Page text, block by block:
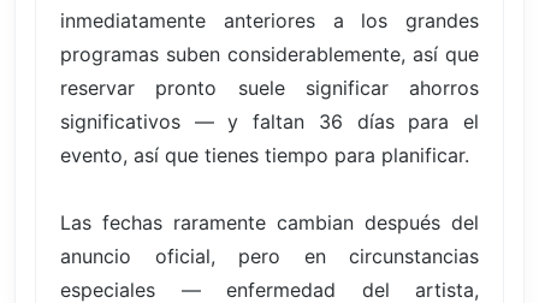
inmediatamente anteriores a los grandes
programas suben considerablemente, así que
reservar pronto suele significar ahorros
significativos — y faltan 36 días para el
evento, así que tienes tiempo para planificar.
Las fechas raramente cambian después del
anuncio oficial, pero en circunstancias
especiales — enfermedad del artista,